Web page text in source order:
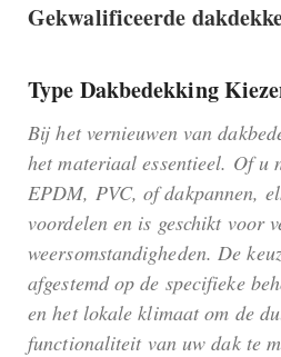
Gekwalificeerde
Type Dakbedekking
Bij het vernieuwen van
het materiaal essentieel. Of u
EPDM, PVC, of dakpannen,
voordelen en is geschikt voor
weersomstandigheden. De
afgestemd op de specifieke
en het lokale klimaat om de
functionaliteit van uw dak te